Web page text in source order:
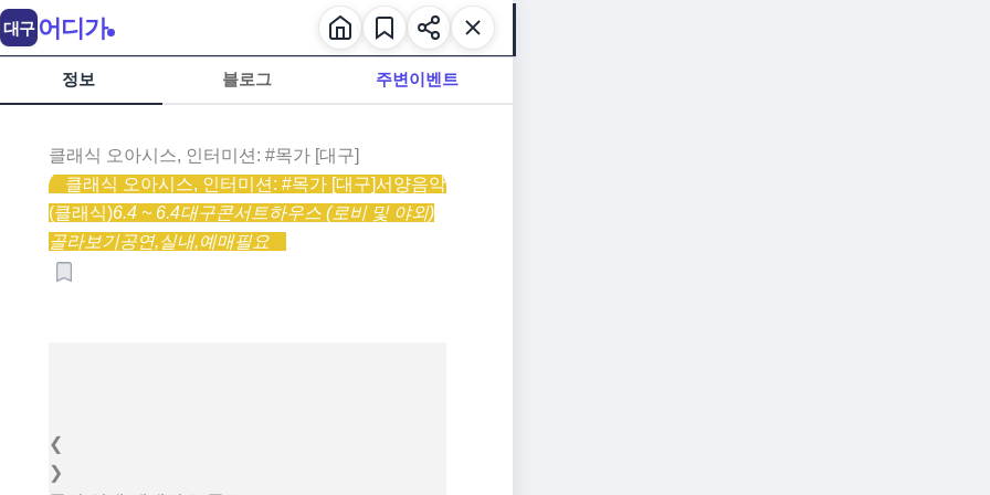
정보 블로그 주변이벤트
클래식 오아시스, 인터미션: #목가 [대구]
클래식 오아시스, 인터미션: #목가 [대구]서양음악
(클래식)6.4 ~ 6.4대구콘서트하우스 (로비 및 야외)
골라보기공연,실내,예매필요
❮
❯
대구 어디가